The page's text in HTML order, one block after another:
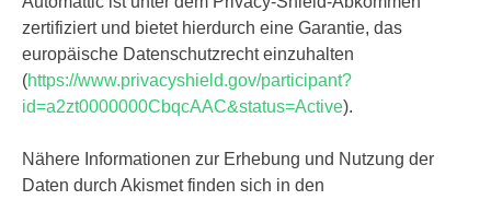
zertifiziert und bietet hierdurch eine Garantie, das
europäische Datenschutzrecht einzuhalten
(https://www.privacyshield.gov/participant?
id=a2zt0000000CbqcAAC&status=Active).
Nähere Informationen zur Erhebung und Nutzung der
Daten durch Akismet finden sich in den